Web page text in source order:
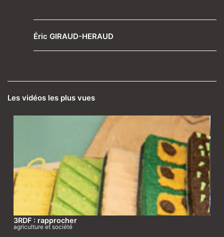
Éric GIRAUD-HERAUD
Les vidéos les plus vues
3RDF : rapprocher
agriculture et société